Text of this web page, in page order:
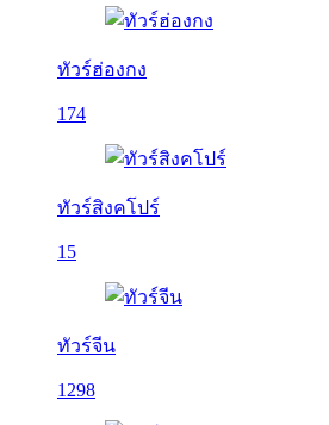
ทัวร์ฮ่องกง
174
ทัวร์สิงคโปร์
15
ทัวร์จีน
1298